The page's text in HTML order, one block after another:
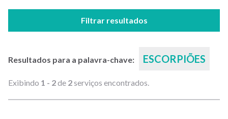
Filtrar resultados
Resultados para a palavra-chave: ESCORPIÕES
Exibindo 1 - 2de 2serviços encontrados.